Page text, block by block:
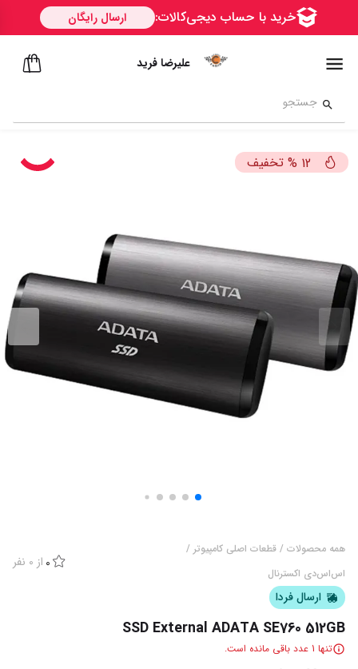
علیرضا فرید
12
% تخفیف
همه محصولات / قطعات اصلی کامپیوتر /
اس‌اس‌دی اکسترنال
0 از 0 نفر
ارسال فردا
SSD External ADATA SE760 512GB
تنها 1 عدد باقی مانده است.